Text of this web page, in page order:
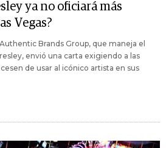
ya no oficiará más
Vegas?
Brands Group, que maneja el
envió una carta exigiendo a las
de usar al icónico artista en sus